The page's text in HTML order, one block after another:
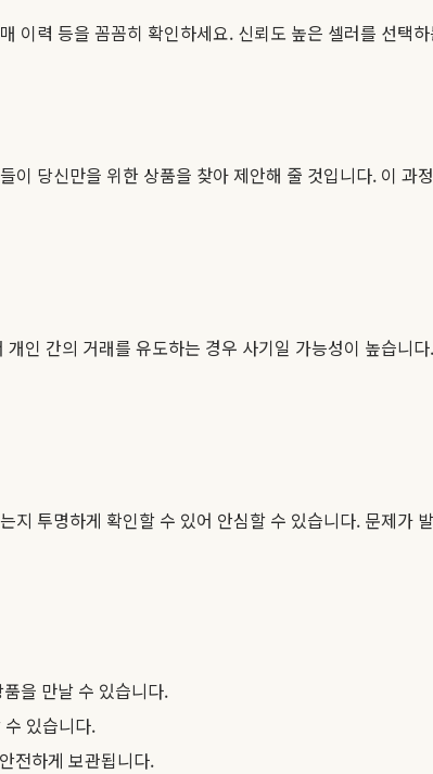
이력 등을 꼼꼼히 확인하세요. 신뢰도 높은 셀러를 선택
당신만을 위한 상품을 찾아 제안해 줄 것입니다. 이 과
인 간의 거래를 유도하는 경우 사기일 가능성이 높습니
투명하게 확인할 수 있어 안심할 수 있습니다. 문제가
을 만날 수 있습니다.
있습니다.
전하게 보관됩니다.